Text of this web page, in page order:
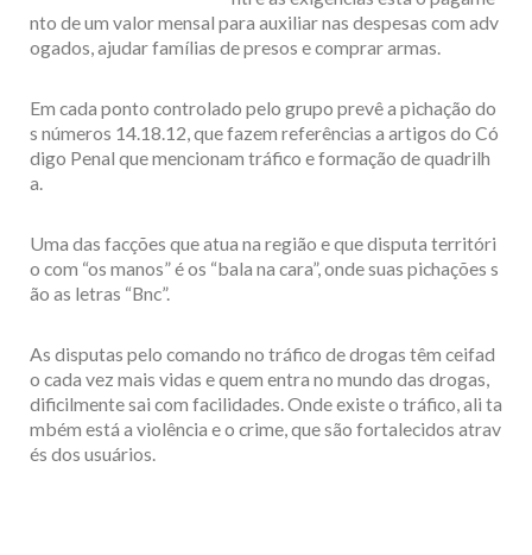
nto de um valor mensal para auxiliar nas despesas com adv
ogados, ajudar famílias de presos e comprar armas.
Em cada ponto controlado pelo grupo prevê a pichação do
s números 14.18.12, que fazem referências a artigos do Có
digo Penal que mencionam tráfico e formação de quadrilh
a.
Uma das facções que atua na região e que disputa territóri
o com “os manos” é os “bala na cara”, onde suas pichações s
ão as letras “Bnc”.
As disputas pelo comando no tráfico de drogas têm ceifad
o cada vez mais vidas e quem entra no mundo das drogas,
dificilmente sai com facilidades. Onde existe o tráfico, ali ta
mbém está a violência e o crime, que são fortalecidos atrav
és dos usuários.